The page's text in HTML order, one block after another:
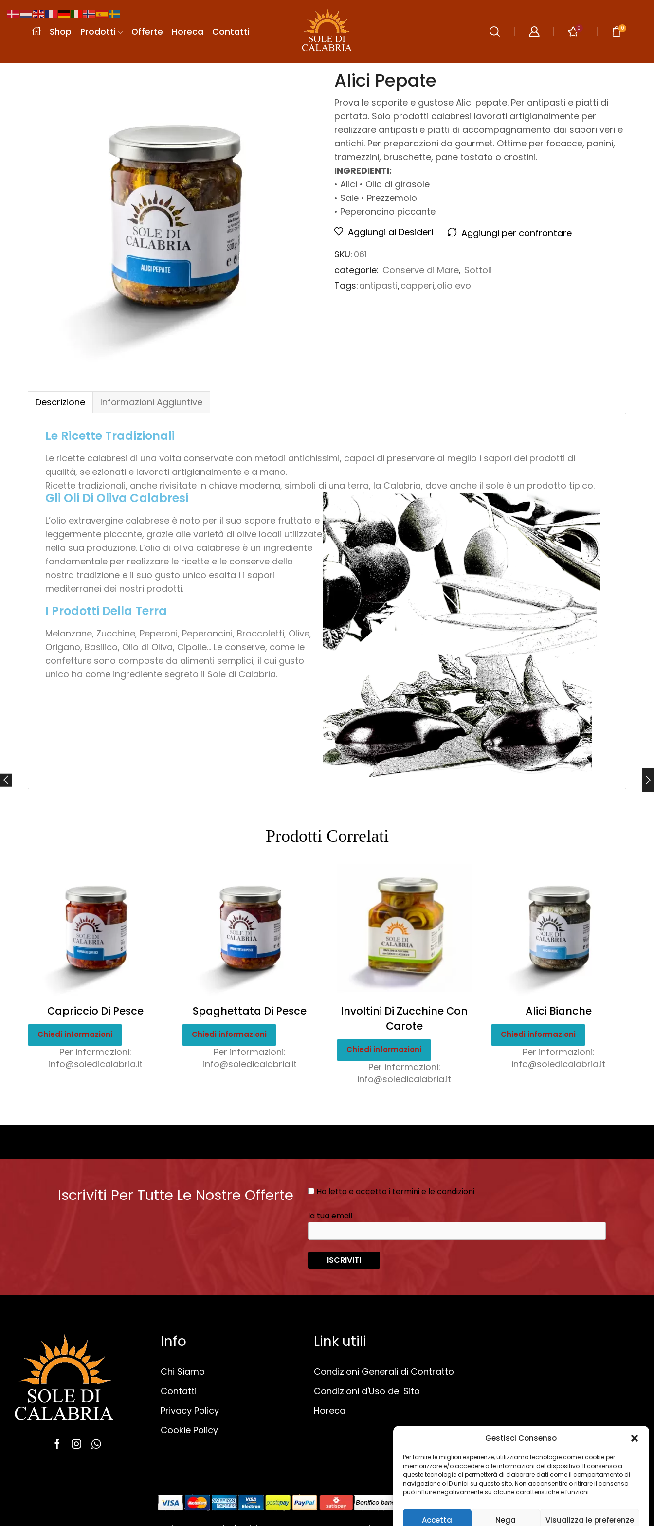
Gestisci Consenso
Per fornire le migliori esperienze, utilizziamo tecnologie come i cookie per
memorizzare e/o accedere alle informazioni del dispositivo. Il consenso a
queste tecnologie ci permetterà di elaborare dati come il comportamento di
navigazione o ID unici su questo sito. Non acconsentire o ritirare il consenso
può influire negativamente su alcune caratteristiche e funzioni.
Accetta Nega Visualizza le preferenze
Shop Prodotti Offerte Horeca Contatti 0 0
Alici Pepate
Prova le saporite e gustose Alici pepate. Per antipasti e piatti di
portata. Solo prodotti calabresi lavorati artigianalmente per
realizzare antipasti e piatti di accompagnamento dai sapori veri e
antichi. Per preparazioni da gourmet. Ottime per focacce, panini,
tramezzini, bruschette, pane tostato o crostini.
INGREDIENTI:
• Alici • Olio di girasole
• Sale • Prezzemolo
• Peperoncino piccante
Aggiungi ai Desideri
Aggiungi per confrontare
SKU: 061
categorie: Conserve di Mare, Sottoli
Tags:antipasti,capperi,olio evo
Descrizione Informazioni Aggiuntive
Le Ricette Tradizionali
Le ricette calabresi di una volta conservate con metodi antichissimi, capaci di preservare al meglio i sapori dei prodotti di
qualità, selezionati e lavorati artigianalmente e a mano.
Ricette tradizionali, anche rivisitate in chiave moderna, simboli di una terra, la Calabria, dove anche il sole è un prodotto tipico.
Gli Oli Di Oliva Calabresi
L’olio extravergine calabrese è noto per il suo sapore fruttato e
leggermente piccante, grazie alle varietà di olive locali utilizzate
nella sua produzione. L’olio di oliva calabrese è un ingrediente
fondamentale per realizzare le ricette e le conserve della
nostra tradizione e il suo gusto unico esalta i i sapori
mediterranei dei nostri prodotti.
I Prodotti Della Terra
Melanzane, Zucchine, Peperoni, Peperoncini, Broccoletti, Olive,
Origano, Basilico, Olio di Oliva, Cipolle… Le conserve, come le
confetture sono composte da alimenti semplici, il cui gusto
unico ha come ingrediente segreto il Sole di Calabria.
Prodotti Correlati
Capriccio Di Pesce
Chiedi informazioni
Per informazioni:
info@soledicalabria.it
Spaghettata Di Pesce
Chiedi informazioni
Per informazioni:
info@soledicalabria.it
Involtini Di Zucchine Con
Carote
Chiedi informazioni
Per informazioni:
info@soledicalabria.it
Alici Bianche
Chiedi informazioni
Per informazioni:
info@soledicalabria.it
Iscriviti Per Tutte Le Nostre Offerte Ho letto e accetto i termini e le condizioni
la tua email
Info
Chi Siamo
Contatti
Privacy Policy
Cookie Policy
Link utili
Condizioni Generali di Contratto
Condizioni d'Uso del Sito
Horeca